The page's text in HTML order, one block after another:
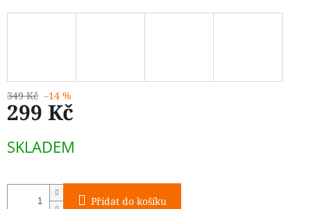
349 Kč –14 %
299 Kč
cena:
SKLADEM
Přidat do košíku